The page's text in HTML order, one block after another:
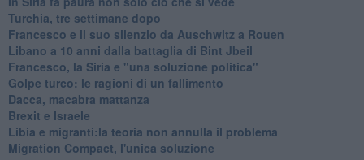
Turchia, tre settimane dopo
Francesco e il suo silenzio da Auschwitz a Rouen
Libano a 10 anni dalla battaglia di Bint Jbeil
Francesco, la Siria e "una soluzione politica"
Golpe turco: le ragioni di un fallimento
Dacca, macabra mattanza
Brexit e Israele
Libia e migranti:la teoria non annulla il problema
Migration Compact, l'unica soluzione